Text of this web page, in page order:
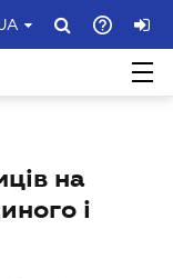
на
і